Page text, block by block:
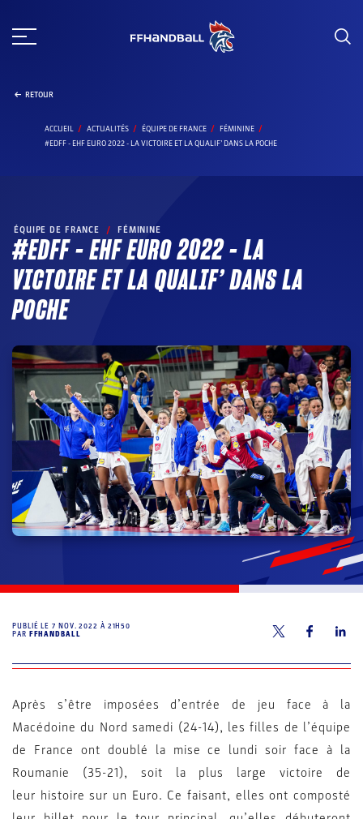
au
RETOUR
ACCUEIL ACTUALITÉS ÉQUIPE DE FRANCE
FÉMININE
#EDFF - EHF EURO 2022 - LA VICTOIRE ET LA QUALIF’ DANS LA POCHE
ÉQUIPE DE FRANCE / FÉMININE
#EDFF – EHF EURO 2022 – LA
VICTOIRE ET LA QUALIF’ DANS LA
POCHE
PUBLIÉ LE7 NOV. 2022 À 21H50
PAR FFHANDBALL
Après s’être imposées d’entrée de jeu face à la
Macédoine du Nord samedi (24-14), les filles de l’équipe
de France ont doublé la mise ce lundi soir face à la
Roumanie (35-21), soit la plus large victoire de
leur histoire sur un Euro. Ce faisant, elles ont composté